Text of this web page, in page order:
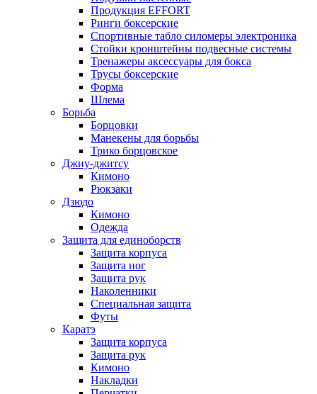
Продукция EFFORT
Ринги боксерские
Спортивные табло силомеры электроника
Стойки кронштейны подвесные системы
Тренажеры аксессуары для бокса
Трусы боксерские
Форма
Шлема
Борьба
Борцовки
Манекены для борьбы
Трико борцовское
Джиу-джитсу
Кимоно
Рюкзаки
Дзюдо
Кимоно
Одежда
Защита для единоборств
Защита корпуса
Защита ног
Защита рук
Наколенники
Специальная защита
Футы
Каратэ
Защита корпуса
Защита рук
Кимоно
Накладки